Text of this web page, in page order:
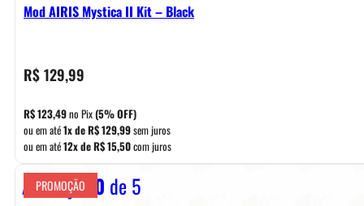
Mod AIRIS Mystica II Kit – Black
R$129,99
R$123,49no Pix(5% OFF)
ou em até1x deR$129,99sem juros
ou em até12x deR$15,50com juros
Avaliação 0 de 5
PROMOÇÃO